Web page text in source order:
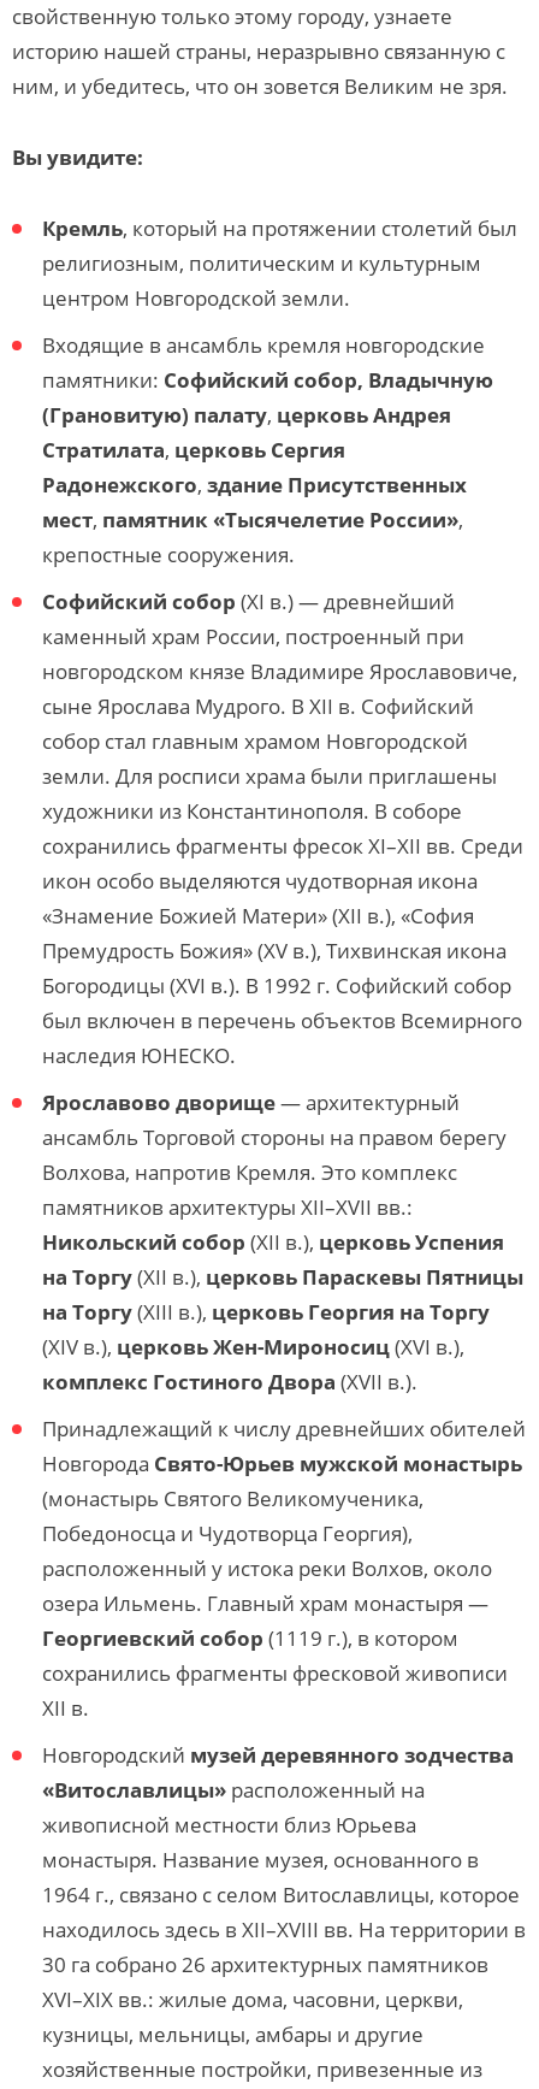
свойственную только этому городу, узнаете
историю нашей страны, неразрывно связанную с
ним, и убедитесь, что он зовется Великим не зря.
Вы увидите:
Кремль, который на протяжении столетий был
религиозным, политическим и культурным
центром Новгородской земли.
Входящие в ансамбль кремля новгородские
памятники: Софийский собор, Владычную
(Грановитую) палату, церковь Андрея
Стратилата, церковь Сергия
Радонежского, здание Присутственных
мест, памятник «Тысячелетие России»,
крепостные сооружения.
Софийский собор (XI в.) — древнейший
каменный храм России, построенный при
новгородском князе Владимире Ярославовиче,
сыне Ярослава Мудрого. В XII в. Софийский
собор стал главным храмом Новгородской
земли. Для росписи храма были приглашены
художники из Константинополя. В соборе
сохранились фрагменты фресок XI–XII вв. Среди
икон особо выделяются чудотворная икона
«Знамение Божией Матери» (XII в.), «София
Премудрость Божия» (XV в.), Тихвинская икона
Богородицы (XVI в.). В 1992 г. Софийский собор
был включен в перечень объектов Всемирного
наследия ЮНЕСКО.
Ярославово дворище— архитектурный
ансамбль Торговой стороны на правом берегу
Волхова, напротив Кремля. Это комплекс
памятников архитектуры XII–XVII вв.:
Никольский собор (XII в.), церковь Успения
на Торгу(XII в.), церковь Параскевы Пятницы
на Торгу(XIII в.), церковь Георгия на Торгу
(XIV в.), церковь Жен-Мироносиц(XVI в.),
комплекс Гостиного Двора (XVII в.).
Принадлежащий к числу древнейших обителей
Новгорода Свято-Юрьев мужской монастырь
(монастырь Святого Великомученика,
Победоносца и Чудотворца Георгия),
расположенный у истока реки Волхов, около
озера Ильмень. Главный храм монастыря —
Георгиевский собор (1119 г.), в котором
сохранились фрагменты фресковой живописи
XII в.
Новгородский музей деревянного зодчества
«Витославлицы» расположенный на
живописной местности близ Юрьева
монастыря. Название музея, основанного в
1964 г., связано с селом Витославлицы, которое
находилось здесь в XII–XVIII вв. На территории в
30 га собрано 26 архитектурных памятников
XVI–XIX вв.: жилые дома, часовни, церкви,
кузницы, мельницы, амбары и другие
хозяйственные постройки, привезенные из